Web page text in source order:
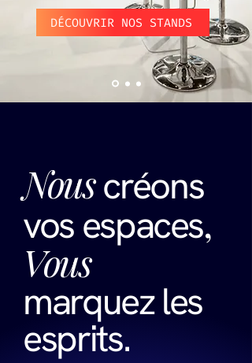
DÉCOUVRIR NOS STANDS
Nouscréons
vos espaces,
Vous
marquez les
esprits.